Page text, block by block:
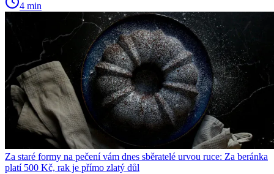
4 min
Za staré formy na pečení vám dnes sběratelé urvou ruce: Za beránka
platí 500 Kč, rak je přímo zlatý důl